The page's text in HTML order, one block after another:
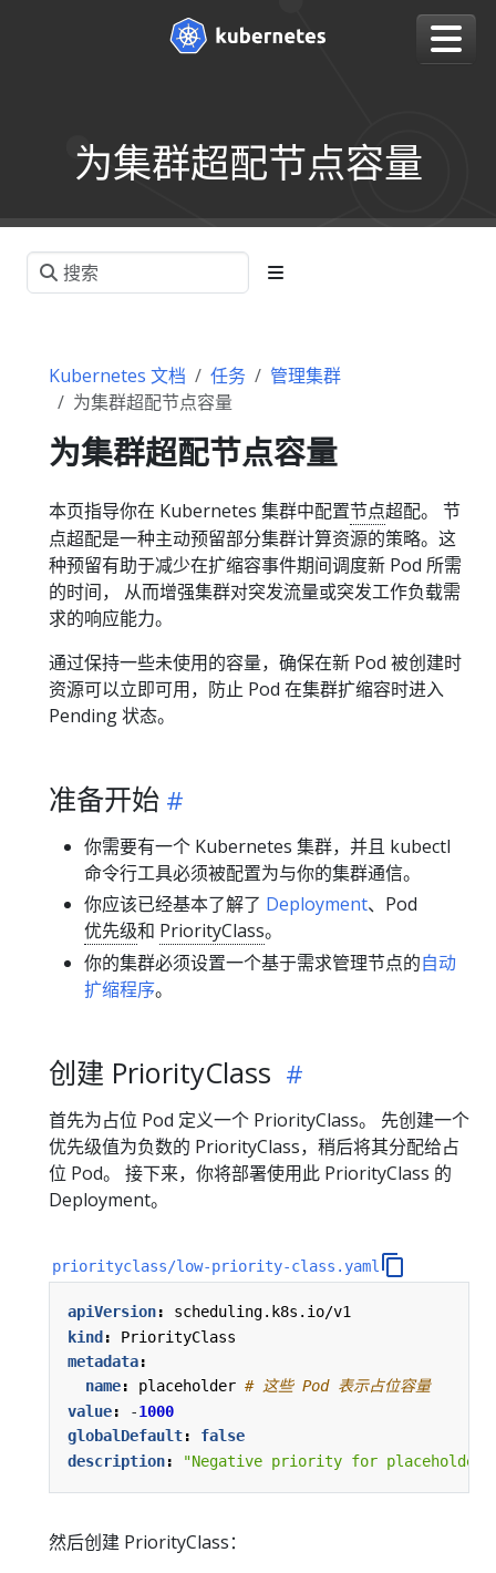
为集群超配节点容量
Kubernetes 文档 任务
管理集群
为集群超配节点容量
为集群超配节点容量
本页指导你在 Kubernetes 集群中配置节点超配。 节
点超配是一种主动预留部分集群计算资源的策略。这
种预留有助于减少在扩缩容事件期间调度新 Pod 所需
的时间， 从而增强集群对突发流量或突发工作负载需
求的响应能力。
通过保持一些未使用的容量，确保在新 Pod 被创建时
资源可以立即可用，防止 Pod 在集群扩缩容时进入
Pending 状态。
准备开始
你需要有一个 Kubernetes 集群，并且 kubectl
命令行工具必须被配置为与你的集群通信。
你应该已经基本了解了 Deployment、Pod
优先级和 PriorityClass。
你的集群必须设置一个基于需求管理节点的自动
扩缩程序。
创建 PriorityClass
首先为占位 Pod 定义一个 PriorityClass。 先创建一个
优先级值为负数的 PriorityClass，稍后将其分配给占
位 Pod。 接下来，你将部署使用此 PriorityClass 的
Deployment。
priorityclass/low-priority-class.yaml
apiVersion:
scheduling.k8s.io/v1
kind:
PriorityClass
metadata:
name: placeholder # 这些 Pod 表示占位容量
value: -1000
globalDefault:
false
description: "Negative priority for placeholder
然后创建 PriorityClass：